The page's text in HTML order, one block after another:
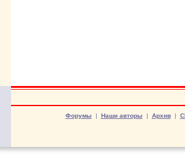
Форумы | Наши авторы | Архив|